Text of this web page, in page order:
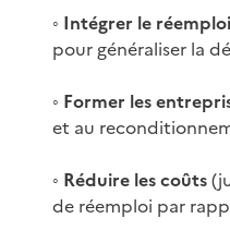
◦ Intégrer le
pour généraliser la
◦ Former les
et au
◦ Réduire les coûts
de réemploi par